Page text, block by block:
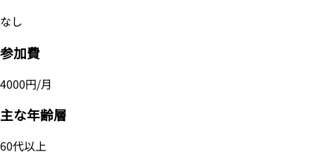
なし
参加費
4000円/月
主な年齢層
60代以上